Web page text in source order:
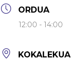
ORDUA
12:00 - 14:00
KOKALEKUA